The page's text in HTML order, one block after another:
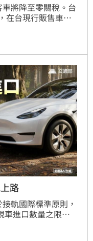
將降至零關稅。台
在台現行販售車款
型當前也不會有移
路
軌國際標準原則，
車進口數量之限
在確保美規車合